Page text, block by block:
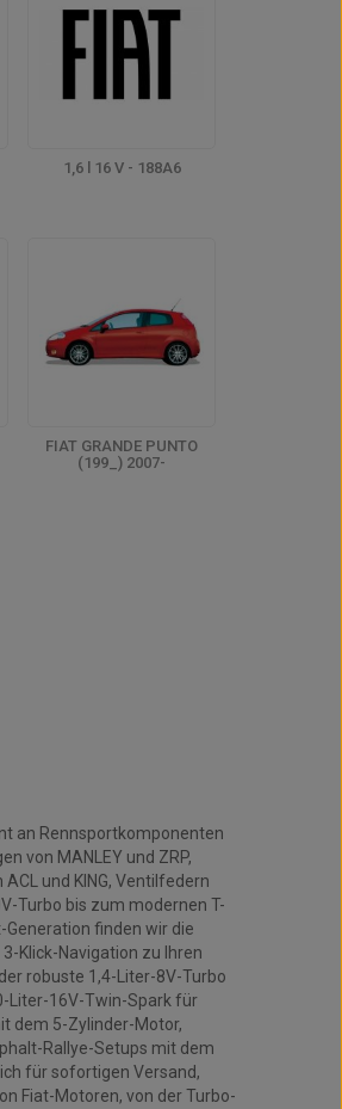
1,6 l 16 V - 188A6
FIAT GRANDE PUNTO
(199_) 2007-
an Rennsportkomponenten
von MANLEY und ZRP,
ACL und KING, Ventilfedern
Turbo bis zum modernen T-
Generation finden wir die
Klick-Navigation zu Ihren
robuste 1,4-Liter-8V-Turbo
Liter-16V-Twin-Spark für
dem 5-Zylinder-Motor,
Rallye-Setups mit dem
für sofortigen Versand,
Fiat-Motoren, von der Turbo-